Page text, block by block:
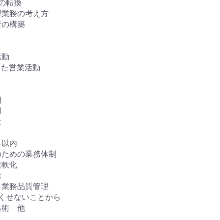
転換
務の考え方
構築
営業活動
内
めの業務体制
化
務品質管理
せないことから
術 他